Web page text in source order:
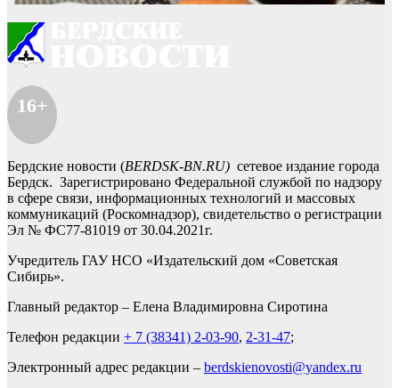
16+
Бердские новости (BERDSK-BN.RU) сетевое издание города
Бердск. Зарегистрировано Федеральной службой по надзору
в сфере связи, информационных технологий и массовых
коммуникаций (Роскомнадзор), свидетельство о регистрации
Эл № ФС77-81019 от 30.04.2021г.
Учредитель ГАУ НСО «Издательский дом «Советская
Сибирь».
Главный редактор – Елена Владимировна Сиротина
Телефон редакции + 7 (38341) 2-03-90, 2-31-47;
Электронный адрес редакции – berdskienovosti@yandex.ru